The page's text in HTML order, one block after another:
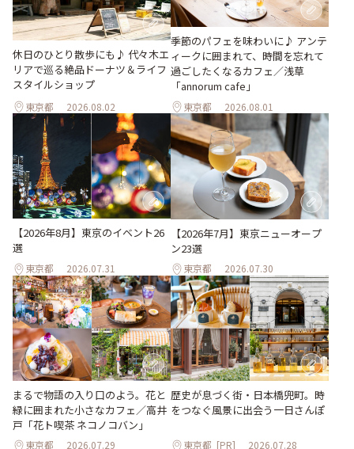
休日のひとり散歩にも♪ 代々木エ
リアで巡る絶品ドーナツ＆ライフ
スタイルショップ
東京都 2026.08.02
季節のパフェを味わいに♪ アンテ
ィークに囲まれて、時間を忘れて
過ごしたくなるカフェ／浅草
「annorum cafe」
東京都 2026.08.01
【2026年8月】東京のイベント26
選
東京都 2026.07.31
【2026年7月】東京ニューオープ
ン23選
東京都 2026.07.30
まるで物語の入り口のよう。花と
緑に囲まれた小さなカフェ／高井
戸「花ト喫茶 ネコノコバン」
東京都 2026.07.29
歴史が息づく街・日本橋兜町。時
をつなぐ風景に出会う一日さんぽ
東京都 [PR] 2026.07.28